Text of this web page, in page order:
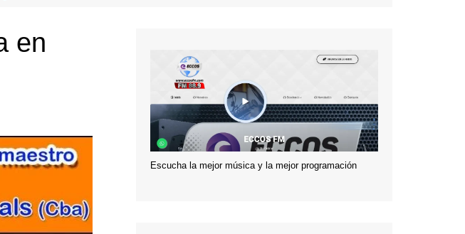
en
Escucha la mejor música y la mejor programación